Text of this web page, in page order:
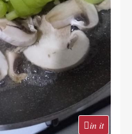
in it